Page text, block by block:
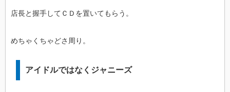
店長と握手してＣＤを置いてもらう。
めちゃくちゃどさ周り。
アイドルではなくジャニーズ